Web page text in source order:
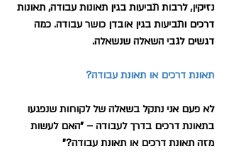
נזיקין, לרבות תביעות בגין תאונות עבודה, תאונות
דרכים ותביעות בגין אובדן כושר עבודה. כמה
דגשים לגבי השאלה שנשאלה.
תאונת דרכים או תאונת עבודה?
לא פעם אני נתקל בשאלה של לקוחות שנפגעו
בתאונת דרכים בדרך לעבודה – "האם לעשות
מזה תאונת דרכים או תאונת עבודה?"